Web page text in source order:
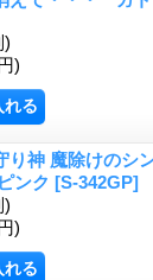
)
)
り神 魔除けのシ
ンク [S-342GP]
)
)